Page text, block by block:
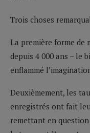
Trois choses
La première forme de
depuis 4 000 ans – le
enflammé
Deuxièmement, les
enregistrés ont fait
remettant en